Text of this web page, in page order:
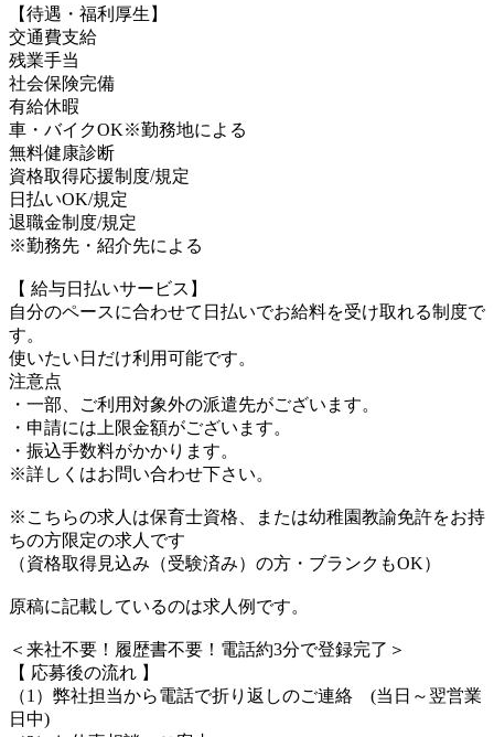
【待遇・福利厚生】
交通費支給
残業手当
社会保険完備
有給休暇
車・バイクOK※勤務地による
無料健康診断
資格取得応援制度/規定
日払いOK/規定
退職金制度/規定
※勤務先・紹介先による
【 給与日払いサービス】
自分のペースに合わせて日払いでお給料を受け取れる制度で
す。
使いたい日だけ利用可能です。
注意点
・一部、ご利用対象外の派遣先がございます。
・申請には上限金額がございます。
・振込手数料がかかります。
※詳しくはお問い合わせ下さい。
※こちらの求人は保育士資格、または幼稚園教諭免許をお持
ちの方限定の求人です
（資格取得見込み（受験済み）の方・ブランクもOK）
原稿に記載しているのは求人例です。
＜来社不要！履歴書不要！電話約3分で登録完了＞
【 応募後の流れ 】
（1）弊社担当から電話で折り返しのご連絡 (当日～翌営業
日中)